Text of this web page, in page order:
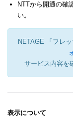
NTTから開通の確
い。
NETAGE 「フレ
サービス内容を
表示について